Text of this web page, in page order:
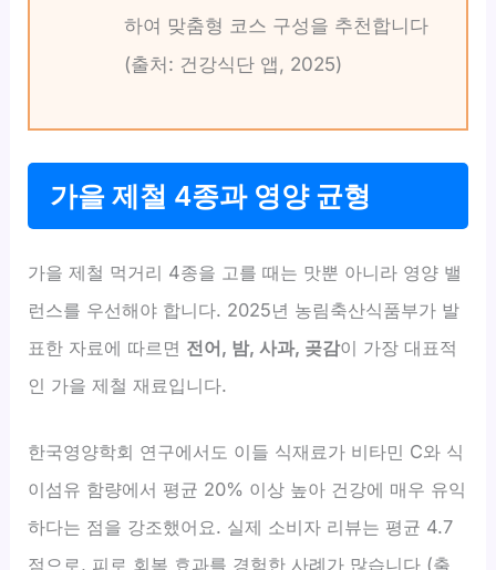
하여 맞춤형 코스 구성을 추천합니다
(출처: 건강식단 앱, 2025)
가을 제철 4종과 영양 균형
가을 제철 먹거리 4종을 고를 때는 맛뿐 아니라 영양 밸
런스를 우선해야 합니다. 2025년 농림축산식품부가 발
표한 자료에 따르면 전어, 밤, 사과, 곶감이 가장 대표적
인 가을 제철 재료입니다.
한국영양학회 연구에서도 이들 식재료가 비타민 C와 식
이섬유 함량에서 평균 20% 이상 높아 건강에 매우 유익
하다는 점을 강조했어요. 실제 소비자 리뷰는 평균 4.7
점으로, 피로 회복 효과를 경험한 사례가 많습니다 (출